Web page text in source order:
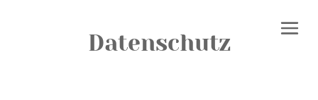
Datenschutz